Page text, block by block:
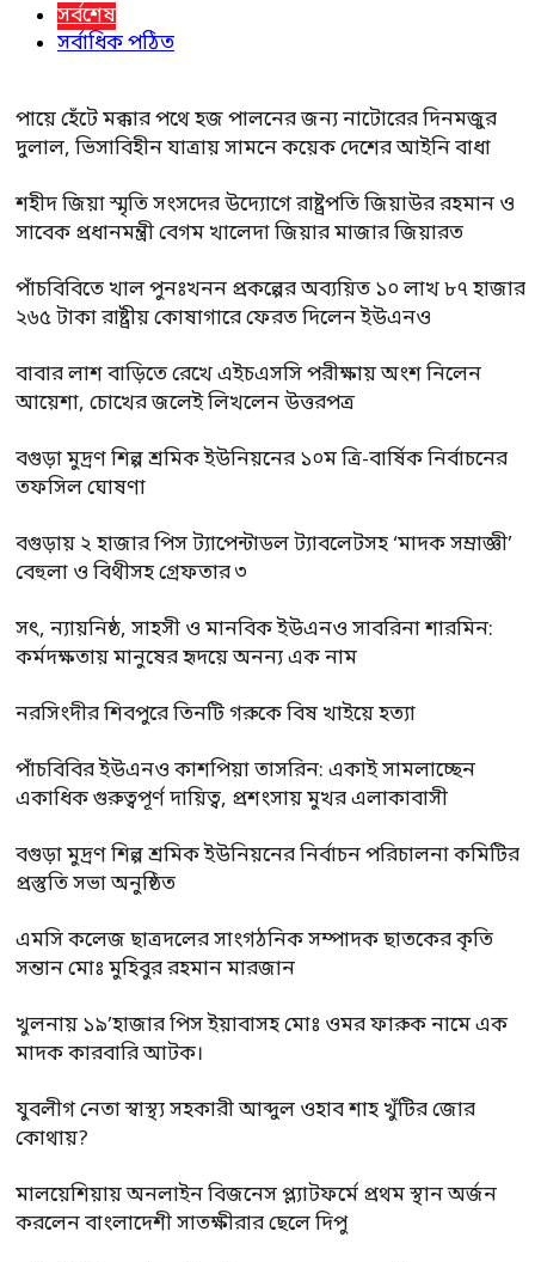
সর্বশেষ
সর্বাধিক পঠিত
পায়ে হেঁটে মক্কার পথে হজ পালনের জন্য নাটোরের দিনমজুর
দুলাল, ভিসাবিহীন যাত্রায় সামনে কয়েক দেশের আইনি বাধা
শহীদ জিয়া স্মৃতি সংসদের উদ্যোগে রাষ্ট্রপতি জিয়াউর রহমান ও
সাবেক প্রধানমন্ত্রী বেগম খালেদা জিয়ার মাজার জিয়ারত
পাঁচবিবিতে খাল পুনঃখনন প্রকল্পের অব্যয়িত ১০ লাখ ৮৭ হাজার
২৬৫ টাকা রাষ্ট্রীয় কোষাগারে ফেরত দিলেন ইউএনও
বাবার লাশ বাড়িতে রেখে এইচএসসি পরীক্ষায় অংশ নিলেন
আয়েশা, চোখের জলেই লিখলেন উত্তরপত্র
বগুড়া মুদ্রণ শিল্প শ্রমিক ইউনিয়নের ১০ম ত্রি-বার্ষিক নির্বাচনের
তফসিল ঘোষণা
বগুড়ায় ২ হাজার পিস ট্যাপেন্টাডল ট্যাবলেটসহ ‘মাদক সম্রাজ্ঞী’
বেহুলা ও বিথীসহ গ্রেফতার ৩
সৎ, ন্যায়নিষ্ঠ, সাহসী ও মানবিক ইউএনও সাবরিনা শারমিন:
কর্মদক্ষতায় মানুষের হৃদয়ে অনন্য এক নাম
নরসিংদীর শিবপুরে তিনটি গরুকে বিষ খাইয়ে হত্যা
পাঁচবিবির ইউএনও কাশপিয়া তাসরিন: একাই সামলাচ্ছেন
একাধিক গুরুত্বপূর্ণ দায়িত্ব, প্রশংসায় মুখর এলাকাবাসী
বগুড়া মুদ্রণ শিল্প শ্রমিক ইউনিয়নের নির্বাচন পরিচালনা কমিটির
প্রস্তুতি সভা অনুষ্ঠিত
এমসি কলেজ ছাত্রদলের সাংগঠনিক সম্পাদক ছাতকের কৃতি
সন্তান মোঃ মুহিবুর রহমান মারজান
খুলনায় ১৯’হাজার পিস ইয়াবাসহ মোঃ ওমর ফারুক নামে এক
মাদক কারবারি আটক।
যুবলীগ নেতা স্বাস্থ্য সহকারী আব্দুল ওহাব শাহ খুঁটির জোর
কোথায়?
মালয়েশিয়ায় অনলাইন বিজনেস প্ল্যাটফর্মে প্রথম স্থান অর্জন
করলেন বাংলাদেশী সাতক্ষীরার ছেলে দিপু